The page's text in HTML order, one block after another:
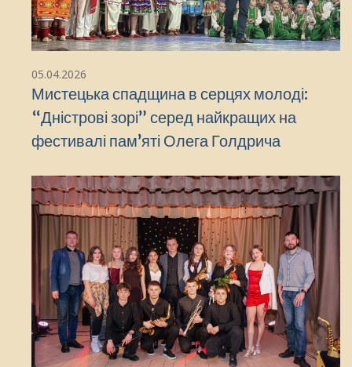
05.04.2026
Мистецька спадщина в серцях молоді:
“Дністрові зорі” серед найкращих на
фестивалі пам’яті Олега Голдрича